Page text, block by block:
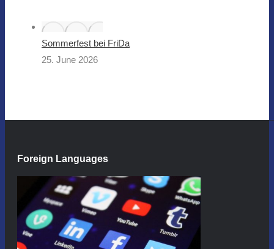
Sommerfest bei FriDa
25. June 2026
Foreign Languages